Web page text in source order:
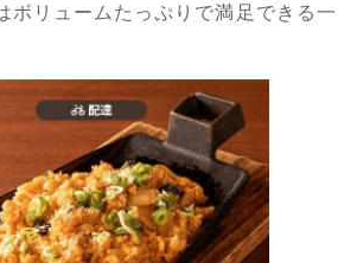
ボリュームたっぷりで満足できる一